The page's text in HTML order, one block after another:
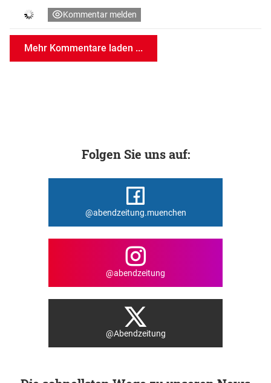
Kommentar melden
Mehr Kommentare laden ...
Folgen Sie uns auf:
@abendzeitung.muenchen
@abendzeitung
@Abendzeitung